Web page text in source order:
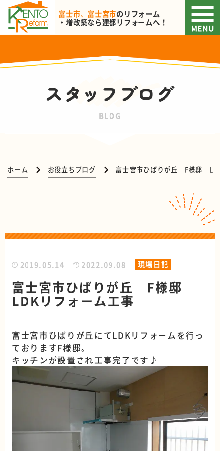
富士市、富士宮市のリフォーム
・増改築なら建都リフォームへ！
MENU
スタッフブログ
BLOG
ホーム お役立ちブログ 富士宮市ひばりが丘 F様邸
2019.05.14 2022.09.08 現場日記
富士宮市ひばりが丘 F様邸
LDKリフォーム工事
富士宮市ひばりが丘にてLDKリフォームを行っ
ておりますF様邸。
キッチンが設置され工事完了です♪